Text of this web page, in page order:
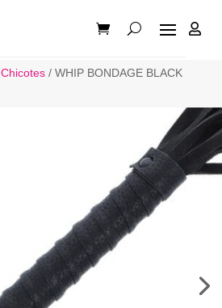

Chicotes/ WHIP BONDAGE BLACK